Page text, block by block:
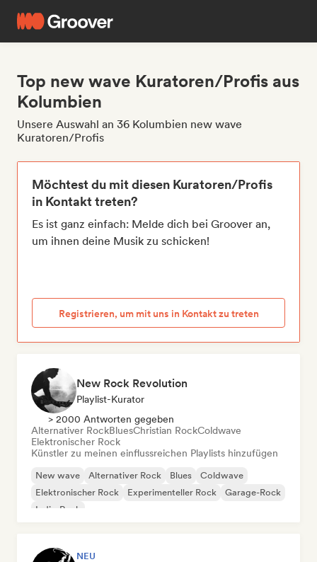
Top new wave Kuratoren/Profis aus
Kolumbien
Unsere Auswahl an 36 Kolumbien new wave
Kuratoren/Profis
Möchtest du mit diesen Kuratoren/Profis
in Kontakt treten?
Es ist ganz einfach: Melde dich bei Groover an,
um ihnen deine Musik zu schicken!
Registrieren, um mit uns in Kontakt zu treten
New Rock Revolution
Playlist-Kurator
> 2000 Antworten gegeben
Alternativer RockBluesChristian RockColdwave
Elektronischer Rock
Künstler zu meinen einflussreichen Playlists hinzufügen
New wave Alternativer Rock Blues
Coldwave
Elektronischer Rock
Experimenteller Rock
Garage-Rock
Indie-Rock
NEU